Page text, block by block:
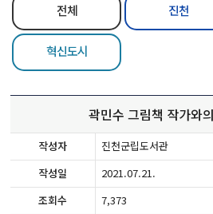
전체 진천
혁신도시
곽민수 그림책 작가와
작성자
진천군립도서관
작성일
2021.07.21.
조회수
7,373